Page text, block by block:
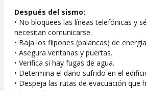
Después del sismo:
• No bloquees las líneas telefónicas y
necesitan comunicarse.
• Baja los flipones (palancas) de
• Asegura ventanas y puertas.
• Verifica si hay fugas de agua.
• Determina el daño sufrido en el
• Despeja las rutas de evacuación que